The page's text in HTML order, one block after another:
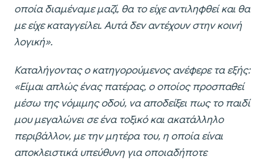
οποία διαμέναμε μαζί, θα το είχε αντιληφθεί και θα
με είχε καταγγείλει. Αυτά δεν αντέχουν στην κοινή
λογική».
Καταλήγοντας ο κατηγορούμενος ανέφερε τα εξής:
«Είμαι απλώς ένας πατέρας, ο οποίος προσπαθεί
μέσω της νόμιμης οδού, να αποδείξει πως το παιδί
μου μεγαλώνει σε ένα τοξικό και ακατάλληλο
περιβάλλον, με την μητέρα του, η οποία είναι
αποκλειστικά υπεύθυνη για οποιαδήποτε